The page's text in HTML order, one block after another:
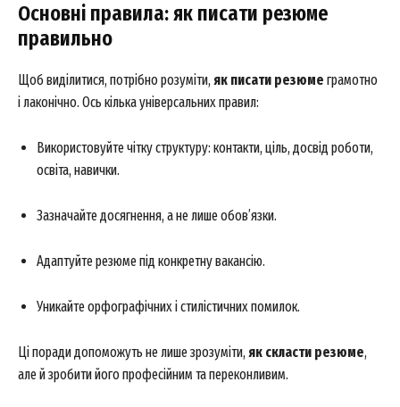
Основні правила: як писати резюме
правильно
Щоб виділитися, потрібно розуміти, як писати резюме грамотно
і лаконічно. Ось кілька універсальних правил:
Використовуйте чітку структуру: контакти, ціль, досвід роботи,
освіта, навички.
Зазначайте досягнення, а не лише обов’язки.
Адаптуйте резюме під конкретну вакансію.
Уникайте орфографічних і стилістичних помилок.
Ці поради допоможуть не лише зрозуміти, як скласти резюме,
але й зробити його професійним та переконливим.